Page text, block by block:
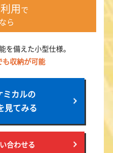
用で
ら
を備えた小型仕様。
収納が可能
ミカルの
見てみる
合わせる